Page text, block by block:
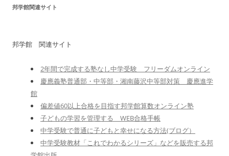
邦学館関連サイト
邦学館 関連サイト
2年間で完成する塾なし中学受験 フリーダムオンライン
慶應義塾普通部・中等部・湘南藤沢中等部対策 慶應進学
館
偏差値60以上合格を目指す邦学館算数オンライン塾
子どもの学習を管理する WEB合格手帳
中学受験で普通に子どもと幸せになる方法(ブログ）
中学受験教材「これでわかるシリーズ」などを販売する邦